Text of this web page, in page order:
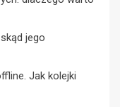
jego
Jak kolejki